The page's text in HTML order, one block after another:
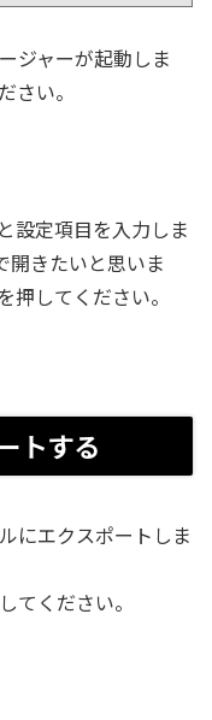
ジャーが起動しま
さい。
設定項目を入力しま
開きたいと思いま
押してください。
トする
にエクスポートしま
てください。